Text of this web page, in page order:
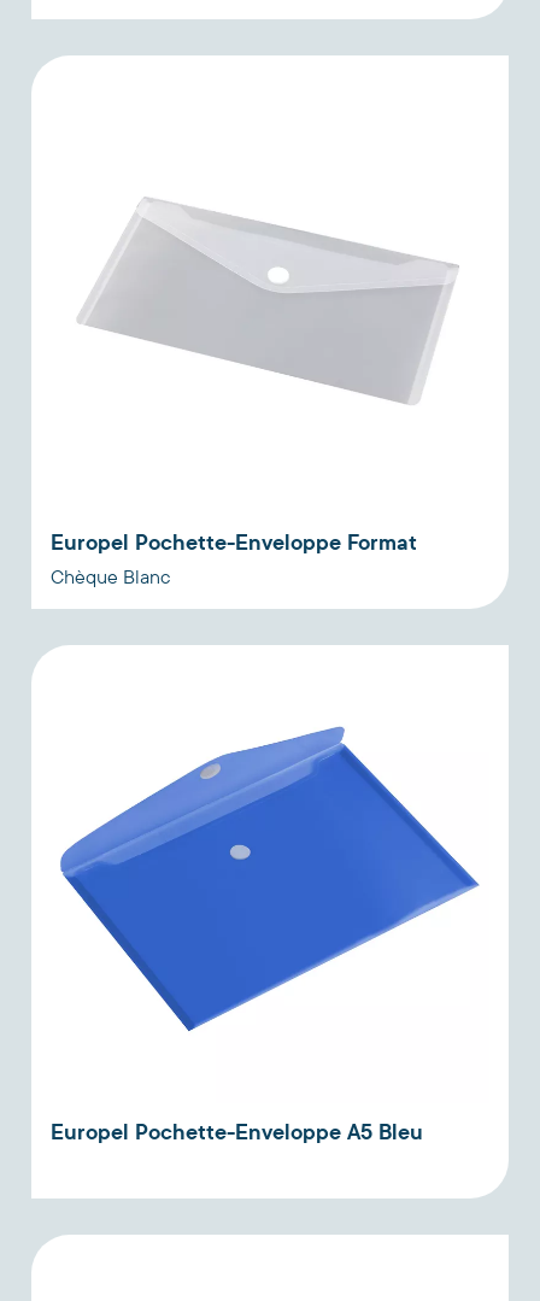
Europel Pochette-Enveloppe Format
Chèque Blanc
Europel Pochette-Enveloppe A5 Bleu